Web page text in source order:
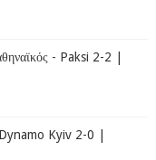
- Paksi 2-2 |
Kyiv 2-0 |